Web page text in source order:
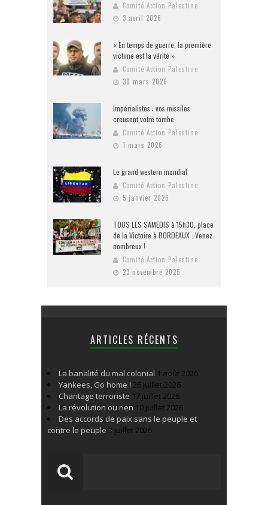
Comité Action Palestine
3 avril 2026
« En temps de guerre, la première
victime est la vérité »
Comité Action Palestine
30 mars 2026
Impérialistes : vos missiles
creusent votre tombe
Comité Action Palestine
1 mars 2026
Le grand western mondial
Comité Action Palestine
5 janvier 2026
TOUS LES SAMEDIS à 15h30, place
de la Victoire à BORDEAUX . Venez
nombreux !
Comité Action Palestine
23 novembre 2025
ARTICLES RÉCENTS
La banalité du mal colonial 1 août 2026
Yankees, Go home ! 26 juillet 2026
Chantage terroriste 17 juillet 2026
La révolution ou rien 10 juillet 2026
Des accords de paix sans le peuple et
contre le peuple 3 juillet 2026